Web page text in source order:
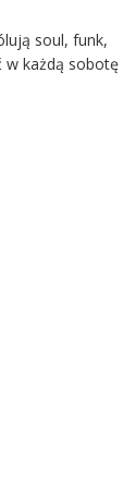
soul, funk,
w każdą sobotę